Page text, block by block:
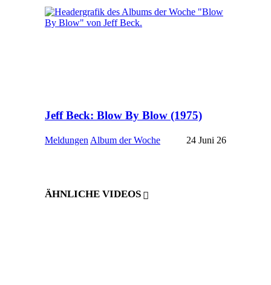
Jeff Beck: Blow By Blow (1975)
Meldungen Album der Woche 24 Juni 26
ÄHNLICHE VIDEOS